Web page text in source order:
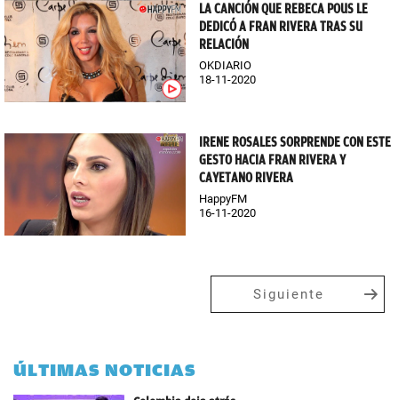
LA CANCIÓN QUE REBECA POUS LE
DEDICÓ A FRAN RIVERA TRAS SU
RELACIÓN
OKDIARIO
18-11-2020
IRENE ROSALES SORPRENDE CON ESTE
GESTO HACIA FRAN RIVERA Y
CAYETANO RIVERA
HappyFM
16-11-2020
Siguiente
ÚLTIMAS NOTICIAS